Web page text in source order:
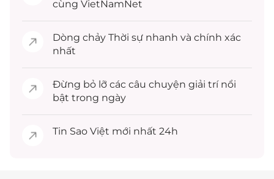
cùng VietNamNet
Dòng chảy Thời sự nhanh và chính xác
nhất
Đừng bỏ lỡ các câu chuyện giải trínổi
bật trong ngày
Tin Sao Việt mới nhất 24h